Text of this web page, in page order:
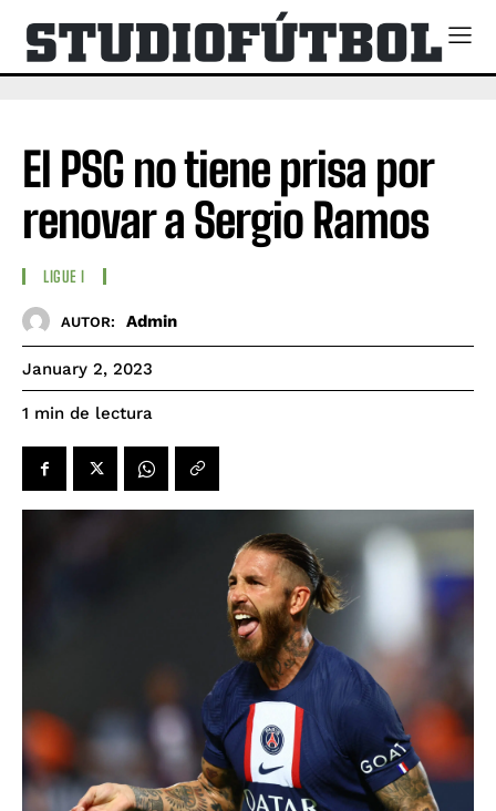
El PSG no tiene prisa por
renovar a Sergio Ramos
LIGUE I
AUTOR: Admin
January 2, 2023
1 min de lectura